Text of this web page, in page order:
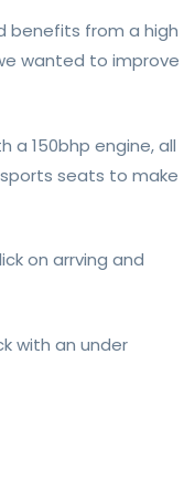
benefits from a high
wanted to improve
a 150bhp engine, all
seats to make
on arrving and
with an under